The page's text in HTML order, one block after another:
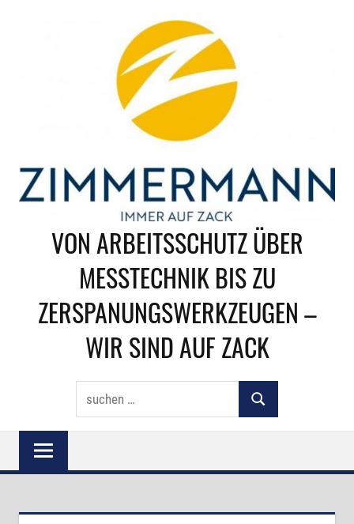
VON ARBEITSSCHUTZ ÜBER
MESSTECHNIK BIS ZU
ZERSPANUNGSWERKZEUGEN –
WIR SIND AUF ZACK
Suchen
nach:
Suchen